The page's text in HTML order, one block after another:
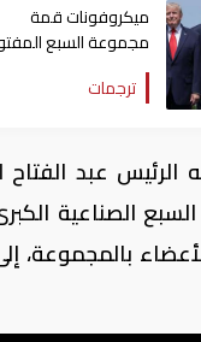
ميكروفونات قمة
مجموعة السبع
تسرّب ما سكتت عنه
الرسمية
ترجمات
عبد الفتاح
بالمجموعة،